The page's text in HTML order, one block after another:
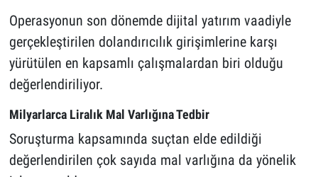
Operasyonun son dönemde dijital yatırım vaadiyle
gerçekleştirilen dolandırıcılık girişimlerine karşı
yürütülen en kapsamlı çalışmalardan biri olduğu
değerlendiriliyor.
Milyarlarca Liralık Mal Varlığına Tedbir
Soruşturma kapsamında suçtan elde edildiği
değerlendirilen çok sayıda mal varlığına da yönelik